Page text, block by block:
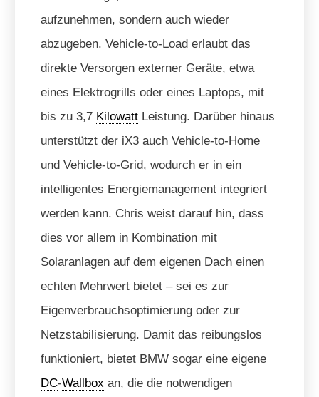
aufzunehmen, sondern auch wieder
abzugeben. Vehicle-to-Load erlaubt das
direkte Versorgen externer Geräte, etwa
eines Elektrogrills oder eines Laptops, mit
bis zu 3,7 Kilowatt Leistung. Darüber hinaus
unterstützt der iX3 auch Vehicle-to-Home
und Vehicle-to-Grid, wodurch er in ein
intelligentes Energiemanagement integriert
werden kann. Chris weist darauf hin, dass
dies vor allem in Kombination mit
Solaranlagen auf dem eigenen Dach einen
echten Mehrwert bietet – sei es zur
Eigenverbrauchsoptimierung oder zur
Netzstabilisierung. Damit das reibungslos
funktioniert, bietet BMW sogar eine eigene
DC-Wallbox an, die die notwendigen